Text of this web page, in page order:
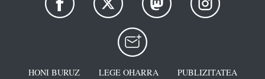
HONI BURUZ LEGE OHARRA
PUBLIZITATEA